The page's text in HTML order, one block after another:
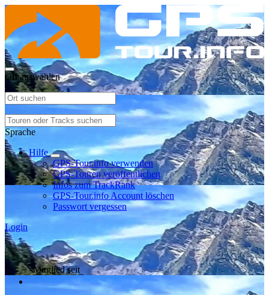
Ort auswählen
Sprache
Hilfe
GPS-Tour.info verwenden
GPS-Touren veröffentlichen
Infos zum TrackRank
GPS-Tour.info Account löschen
Passwort vergessen
Login
Mitglied seit